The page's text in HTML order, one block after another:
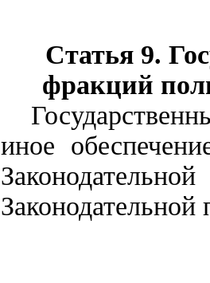
Статья 9.
фракций
иное
Законодательной